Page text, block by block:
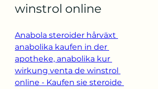
winstrol online
Anabola steroider hårväxt
anabolika kaufen in der
apotheke, anabolika kur
wirkung venta de winstrol
online - Kaufen sie steroide